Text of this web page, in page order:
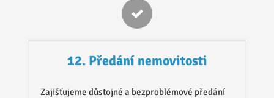
12. Předání nemovitosti
Zajišťujeme důstojné a bezproblémové předání